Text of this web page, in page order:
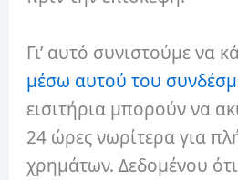
Γι’ αυτό συνιστούμε να
μέσω αυτού του
εισιτήρια μπορούν να
24 ώρες νωρίτερα για
χρημάτων. Δεδομένου